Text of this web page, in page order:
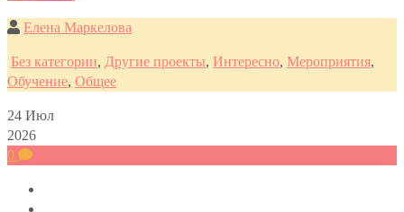
Елена Маркелова
Без категории, Другие проекты, Интересно, Мероприятия,
Обучение, Общее
24 Июл
2026
0